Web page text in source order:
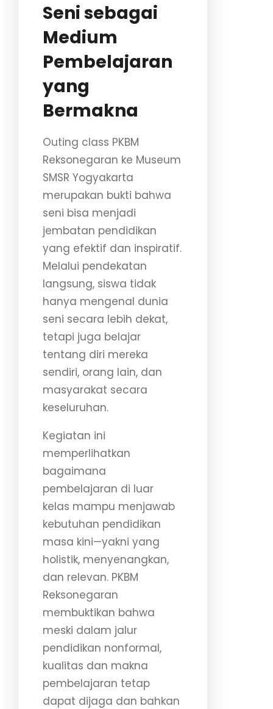
Seni sebagai
Medium
Pembelajaran
yang
Bermakna
Outing class PKBM
Reksonegaran ke Museum
SMSR Yogyakarta
merupakan bukti bahwa
seni bisa menjadi
jembatan pendidikan
yang efektif dan inspiratif.
Melalui pendekatan
langsung, siswa tidak
hanya mengenal dunia
seni secara lebih dekat,
tetapi juga belajar
tentang diri mereka
sendiri, orang lain, dan
masyarakat secara
keseluruhan.
Kegiatan ini
memperlihatkan
bagaimana
pembelajaran di luar
kelas mampu menjawab
kebutuhan pendidikan
masa kini—yakni yang
holistik, menyenangkan,
dan relevan. PKBM
Reksonegaran
membuktikan bahwa
meski dalam jalur
pendidikan nonformal,
kualitas dan makna
pembelajaran tetap
dapat dijaga dan bahkan